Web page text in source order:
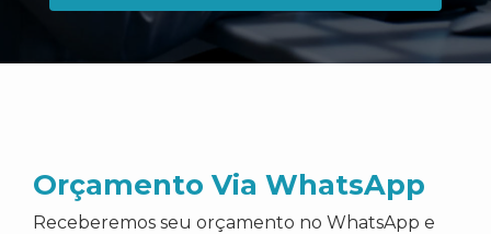
Orçamento Via WhatsApp
Receberemos seu orçamento no WhatsApp e